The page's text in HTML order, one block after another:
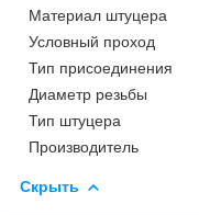
Материал штуцера
Условный проход
Тип присоединения
Диаметр резьбы
Тип штуцера
Производитель
Скрыть